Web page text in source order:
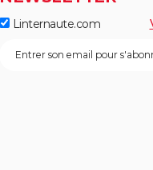
Linternaute.com